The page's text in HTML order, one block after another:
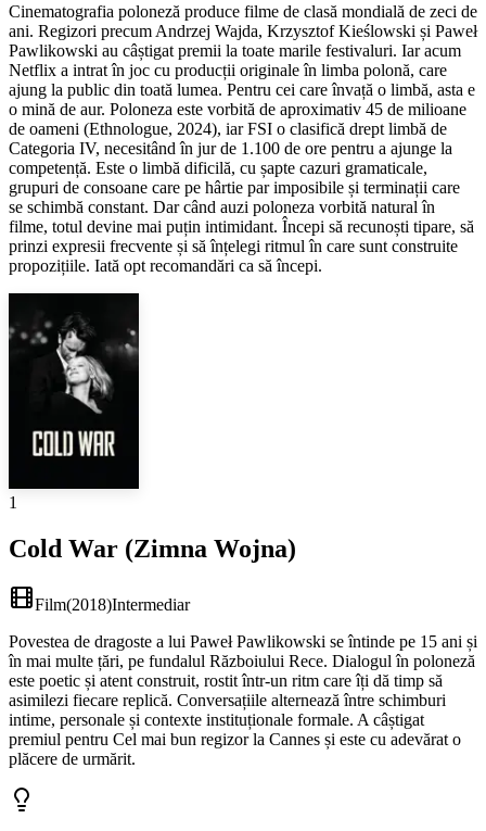
Cinematografia poloneză produce filme de clasă mondială de zeci de
ani. Regizori precum Andrzej Wajda, Krzysztof Kieślowski și Paweł
Pawlikowski au câștigat premii la toate marile festivaluri. Iar acum
Netflix a intrat în joc cu producții originale în limba polonă, care
ajung la public din toată lumea. Pentru cei care învață o limbă, asta e
o mină de aur. Poloneza este vorbită de aproximativ 45 de milioane
de oameni (Ethnologue, 2024), iar FSI o clasifică drept limbă de
Categoria IV, necesitând în jur de 1.100 de ore pentru a ajunge la
competență. Este o limbă dificilă, cu șapte cazuri gramaticale,
grupuri de consoane care pe hârtie par imposibile și terminații care
se schimbă constant. Dar când auzi poloneza vorbită natural în
filme, totul devine mai puțin intimidant. Începi să recunoști tipare, să
prinzi expresii frecvente și să înțelegi ritmul în care sunt construite
propozițiile. Iată opt recomandări ca să începi.
1
Cold War (Zimna Wojna)
Film(2018)Intermediar
Povestea de dragoste a lui Paweł Pawlikowski se întinde pe 15 ani și
în mai multe țări, pe fundalul Războiului Rece. Dialogul în poloneză
este poetic și atent construit, rostit într-un ritm care îți dă timp să
asimilezi fiecare replică. Conversațiile alternează între schimburi
intime, personale și contexte instituționale formale. A câștigat
premiul pentru Cel mai bun regizor la Cannes și este cu adevărat o
plăcere de urmărit.